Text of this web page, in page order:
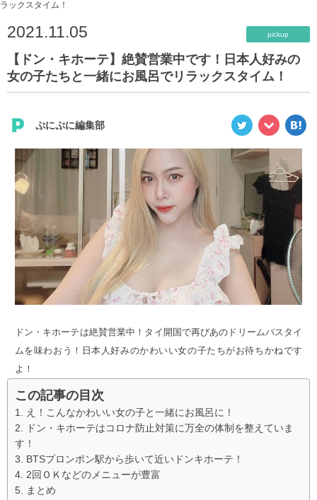
ラックスタイム！
2021.11.05 pickup
【ドン・キホーテ】絶賛営業中です！日本人好みの
女の子たちと一緒にお風呂でリラックスタイム！
ぷにぷに編集部
ドン・キホーテは絶賛営業中！タイ開国で再びあのドリームバスタイ
ムを味わおう！日本人好みのかわいい女の子たちがお待ちかねです
よ！
この記事の目次
え！こんなかわいい女の子と一緒にお風呂に！
ドン・キホーテはコロナ防止対策に万全の体制を整えていま
す！
BTSプロンポン駅から歩いて近いドンキホーテ！
2回ＯＫなどのメニューが豊富
まとめ